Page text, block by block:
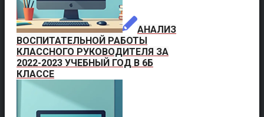
АНАЛИЗ
ВОСПИТАТЕЛЬНОЙ РАБОТЫ
КЛАССНОГО РУКОВОДИТЕЛЯ ЗА
2022-2023 УЧЕБНЫЙ ГОД В 6Б
КЛАССЕ